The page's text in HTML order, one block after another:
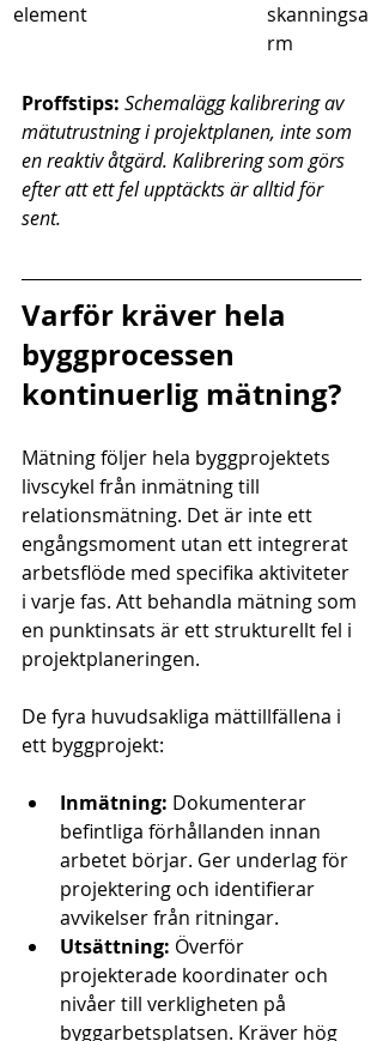
element
skanningsa
rm
Proffstips: Schemalägg kalibrering av
mätutrustning i projektplanen, inte som
en reaktiv åtgärd. Kalibrering som görs
efter att ett fel upptäckts är alltid för
sent.
Varför kräver hela
byggprocessen
kontinuerlig mätning?
Mätning följer hela byggprojektets
livscykel från inmätning till
relationsmätning. Det är inte ett
engångsmoment utan ett integrerat
arbetsflöde med specifika aktiviteter
i varje fas. Att behandla mätning som
en punktinsats är ett strukturellt fel i
projektplaneringen.
De fyra huvudsakliga mättillfällena i
ett byggprojekt:
Inmätning: Dokumenterar
befintliga förhållanden innan
arbetet börjar. Ger underlag för
projektering och identifierar
avvikelser från ritningar.
Utsättning: Överför
projekterade koordinater och
nivåer till verkligheten på
byggarbetsplatsen. Kräver hög